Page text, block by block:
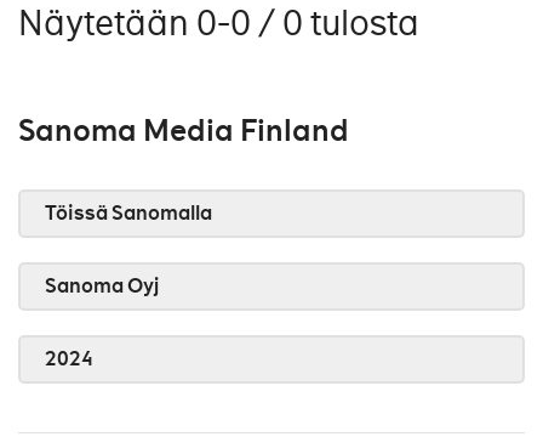
Näytetään 0-0 / 0 tulosta
Sanoma Media Finland
Töissä Sanomalla
Sanoma Oyj
2024